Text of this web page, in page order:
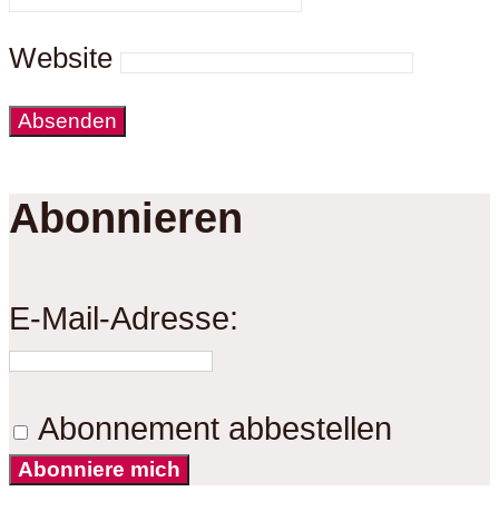
Website
Abonnieren
E-Mail-Adresse:
Abonnement abbestellen
Abonniere mich